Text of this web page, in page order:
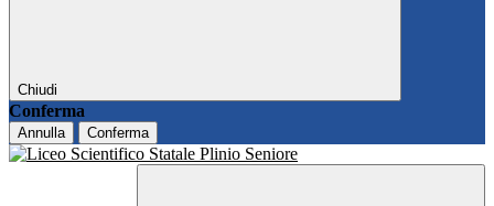
Chiudi
Conferma
Annulla Conferma